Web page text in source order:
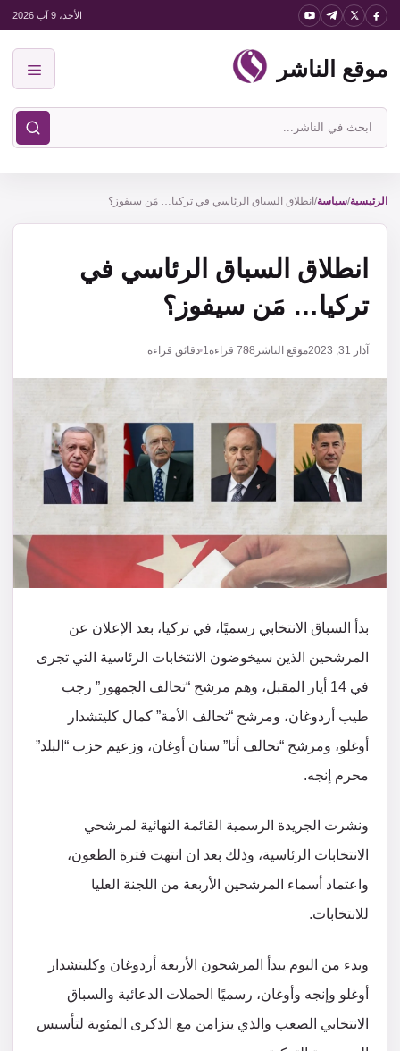
انتقل
المحتوى
الأحد، 9 آب 2026
موقع الناشر
ابحث
في
الناشر
الرئيسية/سياسة/ انطلاق السباق الرئاسي في تركيا… مَن سيفوز؟
انطلاق السباق الرئاسي في
تركيا… مَن سيفوز؟
آذار 31, 2023 موقع الناشر 788 قراءة1 دقائق قراءة
بدأ السباق الانتخابي رسميًا، في تركيا، بعد الإعلان عن
المرشحين الذين سيخوضون الانتخابات الرئاسية التي تجرى
في 14 أيار المقبل، وهم مرشح “تحالف الجمهور” رجب
طيب أردوغان، ومرشح “تحالف الأمة” كمال كليتشدار
أوغلو، ومرشح “تحالف أتا” سنان أوغان، وزعيم حزب “البلد”
محرم إنجه.
ونشرت الجريدة الرسمية القائمة النهائية لمرشحي
الانتخابات الرئاسية، وذلك بعد ان انتهت فترة الطعون،
واعتماد أسماء المرشحين الأربعة من اللجنة العليا
للانتخابات.
وبدء من اليوم يبدأ المرشحون الأربعة أردوغان وكليتشدار
أوغلو وإنجه وأوغان، رسميًا الحملات الدعائية والسباق
الانتخابي الصعب والذي يتزامن مع الذكرى المئوية لتأسيس